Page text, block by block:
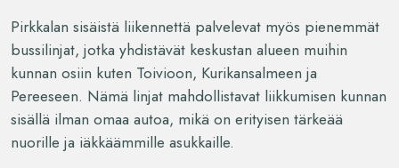
Pirkkalan sisäistä liikennettä palvelevat myös pienemmät
bussilinjat, jotka yhdistävät keskustan alueen muihin
kunnan osiin kuten Toivioon, Kurikansalmeen ja
Pereeseen. Nämä linjat mahdollistavat liikkumisen kunnan
sisällä ilman omaa autoa, mikä on erityisen tärkeää
nuorille ja iäkkäämmille asukkaille.